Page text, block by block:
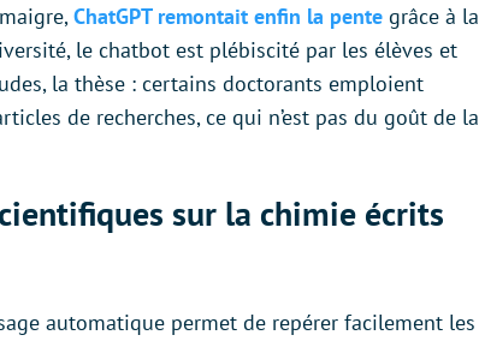
ChatGPT remontait enfin la pente grâce à la
le chatbot est plébiscité par les élèves et
la thèse : certains doctorants emploient
de recherches, ce qui n’est pas du goût de la
sur la chimie écrits
automatique permet de repérer facilement les